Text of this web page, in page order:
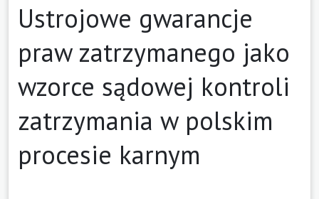
Ustrojowe gwarancje
praw zatrzymanego jako
wzorce sądowej kontroli
zatrzymania w polskim
procesie karnym